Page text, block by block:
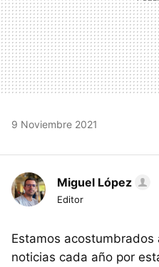
9 Noviembre 2021
Miguel López
Editor
Estamos acostumbrados
noticias cada año por